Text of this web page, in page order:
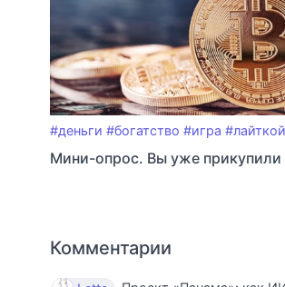
#деньги #богатство #игра
Комментарии